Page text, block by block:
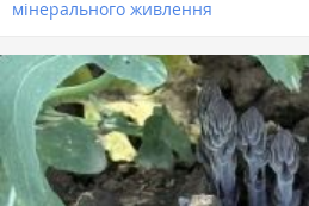
мінерального живлення